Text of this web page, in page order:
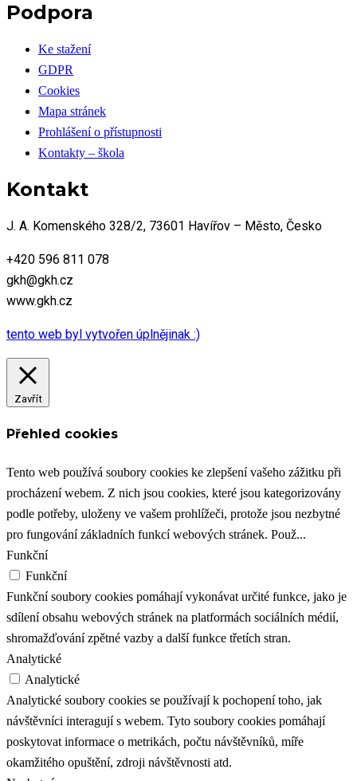
Podpora
Ke stažení
GDPR
Cookies
Mapa stránek
Prohlášení o přístupnosti
Kontakty – škola
Kontakt
J. A. Komenského 328/2, 73601 Havířov – Město, Česko
+420 596 811 078
gkh@gkh.cz
www.gkh.cz
tento web byl vytvořen úplnějinak :)
Zavřít
Přehled cookies
Tento web používá soubory cookies ke zlepšení vašeho zážitku při
procházení webem. Z nich jsou cookies, které jsou kategorizovány
podle potřeby, uloženy ve vašem prohlížeči, protože jsou nezbytné
pro fungování základních funkcí webových stránek. Použ...
Funkční
Funkční
Funkční soubory cookies pomáhají vykonávat určité funkce, jako je
sdílení obsahu webových stránek na platformách sociálních médií,
shromažďování zpětné vazby a další funkce třetích stran.
Analytické
Analytické
Analytické soubory cookies se používají k pochopení toho, jak
návštěvníci interagují s webem. Tyto soubory cookies pomáhají
poskytovat informace o metrikách, počtu návštěvníků, míře
okamžitého opuštění, zdroji návštěvnosti atd.